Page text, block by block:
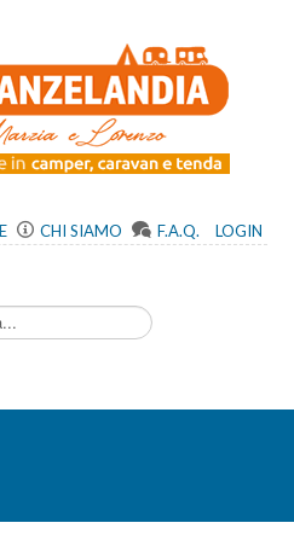
CHI SIAMO F.A.Q. LOGIN